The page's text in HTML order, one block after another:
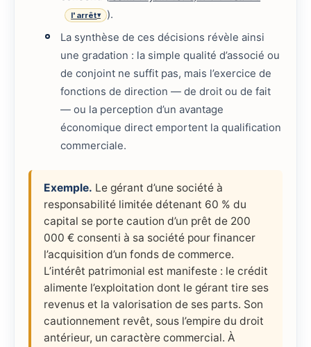
l'arrêt▾
).
La synthèse de ces décisions révèle ainsi
une gradation : la simple qualité d’associé ou
de conjoint ne suffit pas, mais l’exercice de
fonctions de direction — de droit ou de fait
— ou la perception d’un avantage
économique direct emportent la qualification
commerciale.
Exemple. Le gérant d’une société à
responsabilité limitée détenant 60 % du
capital se porte caution d’un prêt de 200
000 € consenti à sa société pour financer
l’acquisition d’un fonds de commerce.
L’intérêt patrimonial est manifeste : le crédit
alimente l’exploitation dont le gérant tire ses
revenus et la valorisation de ses parts. Son
cautionnement revêt, sous l’empire du droit
antérieur, un caractère commercial. À